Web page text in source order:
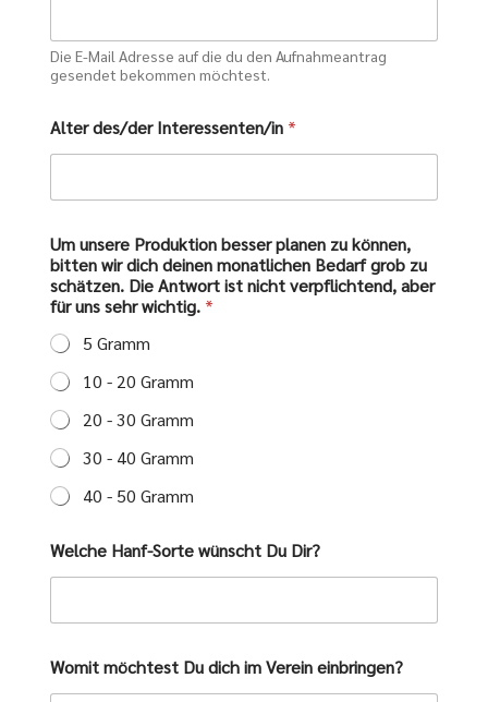
Die E-Mail Adresse auf die du den Aufnahmeantrag
gesendet bekommen möchtest.
Alter des/der Interessenten/in *
Um unsere Produktion besser planen zu können,
bitten wir dich deinen monatlichen Bedarf grob zu
schätzen. Die Antwort ist nicht verpflichtend, aber
für uns sehr wichtig. *
5 Gramm
10 - 20 Gramm
20 - 30 Gramm
30 - 40 Gramm
40 - 50 Gramm
Welche Hanf-Sorte wünscht Du Dir?
Womit möchtest Du dich im Verein einbringen?